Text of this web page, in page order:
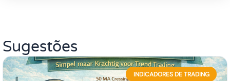
Sugestões
INDICADORES DE TRADING